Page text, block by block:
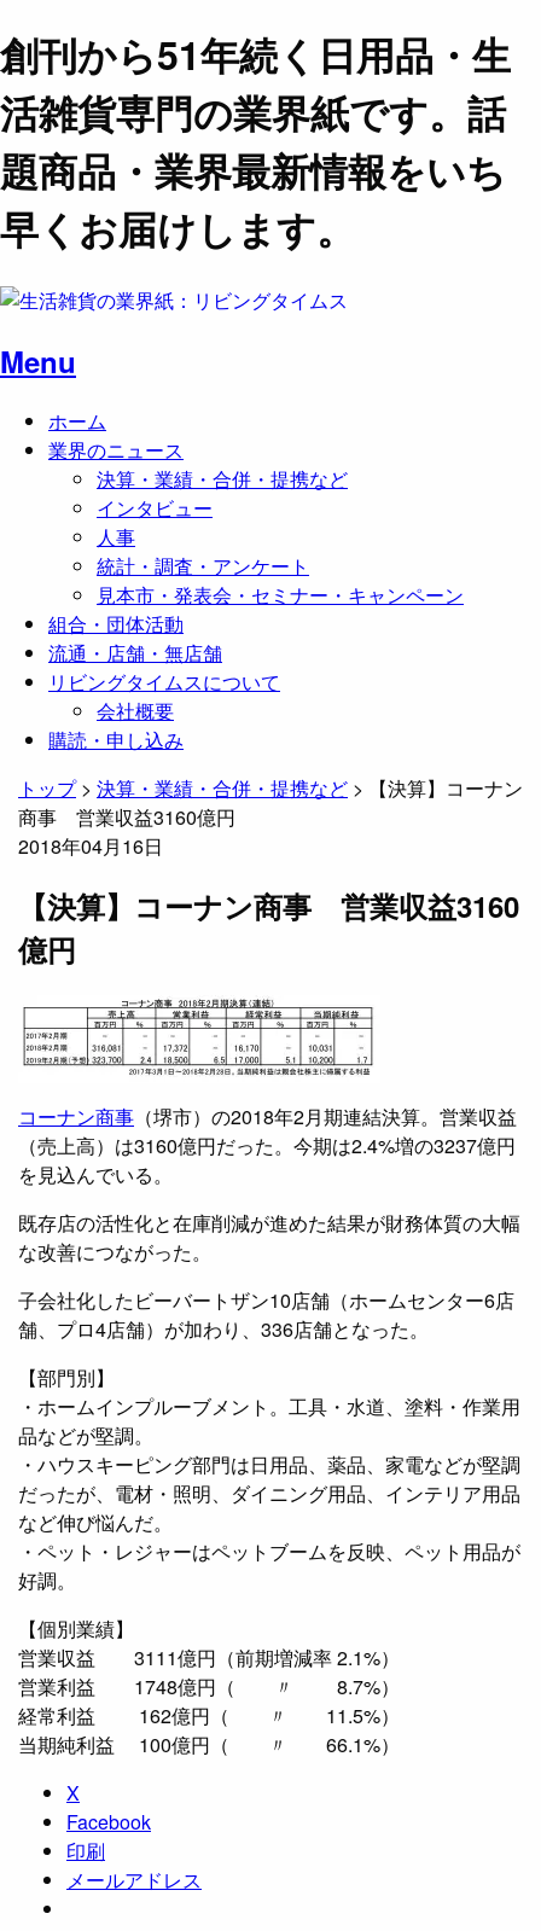
創刊から51年続く日用品・生
活雑貨専門の業界紙です。話
題商品・業界最新情報をいち
早くお届けします。
Menu
ホーム
業界のニュース
決算・業績・合併・提携など
インタビュー
人事
統計・調査・アンケート
見本市・発表会・セミナー・キャンペーン
組合・団体活動
流通・店舗・無店舗
リビングタイムスについて
会社概要
購読・申し込み
トップ> 決算・業績・合併・提携など >
【決算】コーナン
商事 営業収益3160億円
2018年04月16日
【決算】コーナン商事 営業収益3160
億円
コーナン商事 （堺市）の2018年2月期連結決算。営業収益
（売上高）は3160億円だった。今期は2.4%増の3237億円
を見込んでいる。
既存店の活性化と在庫削減が進めた結果が財務体質の大幅
な改善につながった。
子会社化したビーバートザン10店舗（ホームセンター6店
舗、プロ4店舗）が加わり、336店舗となった。
【部門別】
・ホームインプルーブメント。工具・水道、塗料・作業用
品などが堅調。
・ハウスキーピング部門は日用品、薬品、家電などが堅調
だったが、電材・照明、ダイニング用品、インテリア用品
など伸び悩んだ。
・ペット・レジャーはペットブームを反映、ペット用品が
好調。
【個別業績】
営業収益 3111億円（前期増減率 2.1%）
営業利益 1748億円（ 〃 8.7%）
経常利益 162億円（ 〃 11.5%）
当期純利益 100億円（ 〃 66.1%）
X
Facebook
印刷
メールアドレス